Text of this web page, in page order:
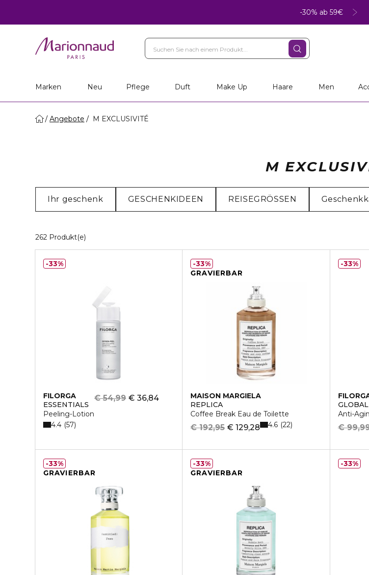
-30% ab 59€
Marken Neu Pflege Duft Make Up Haare Men
Angebote M EXCLUSIVITÉ
M
Ihr geschenk GESCHENKIDEEN REISEGRÖSSEN
262 Produkt(e)
FILORGA
ESSENTIALS
Peeling-Lotion
€ 36,84
€ 54,99
4.4 57
33%
GRAVIERBAR
MAISON MARGIELA
REPLICA
Coffee Break Eau de Toilette
€ 129,28
€ 192,95 4.6 22
33%
Anti-
€
33%
GRAVIERBAR
33%
GRAVIERBAR
33% 33%